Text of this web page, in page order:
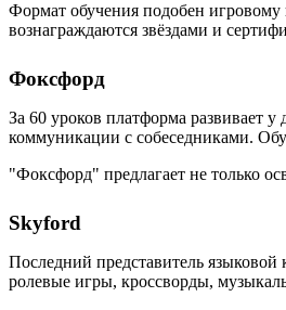
Формат обучения подобен
вознаграждаются звёздами и
Фоксфорд
За 60 уроков платформа развивает
коммуникации с собеседниками.
"Фоксфорд" предлагает не только
Skyford
Последний представитель
ролевые игры, кроссворды,